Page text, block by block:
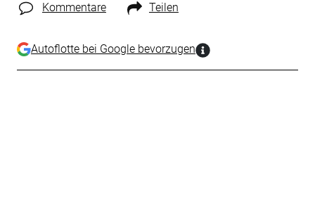
Kommentare Teilen
Autoflotte bei Google bevorzugen